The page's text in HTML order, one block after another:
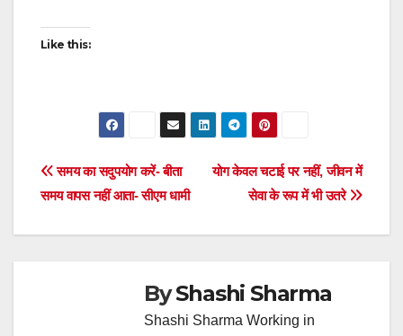
Like this:
Post
navigation
योग केवल चटाई पर नहीं, जीवन में
सेवा के रूप में भी उतरे
समय का सदुपयोग करें- बीता
समय वापस नहीं आता- सीएम धामी
ByShashi Sharma
Shashi Sharma Working in